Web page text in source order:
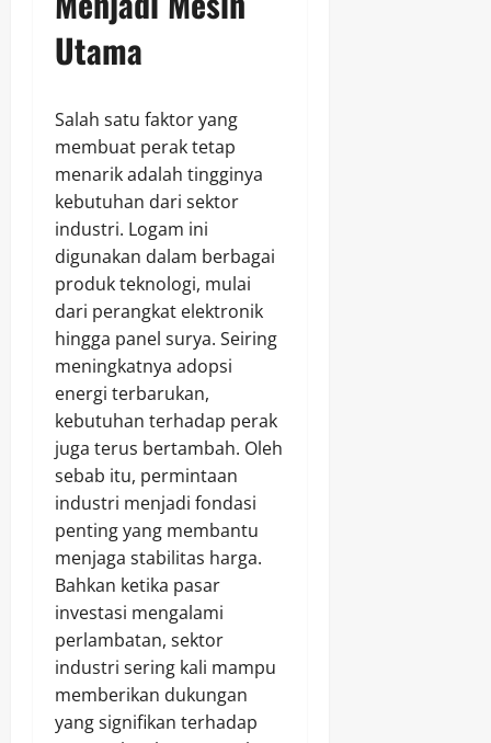
Utama
Salah satu faktor yang
membuat perak tetap
menarik adalah tingginya
kebutuhan dari sektor
industri. Logam ini
digunakan dalam berbagai
produk teknologi, mulai
dari perangkat elektronik
hingga panel surya. Seiring
meningkatnya adopsi
energi terbarukan,
kebutuhan terhadap perak
juga terus bertambah. Oleh
sebab itu, permintaan
industri menjadi fondasi
penting yang membantu
menjaga stabilitas harga.
Bahkan ketika pasar
investasi mengalami
perlambatan, sektor
industri sering kali mampu
memberikan dukungan
yang signifikan terhadap